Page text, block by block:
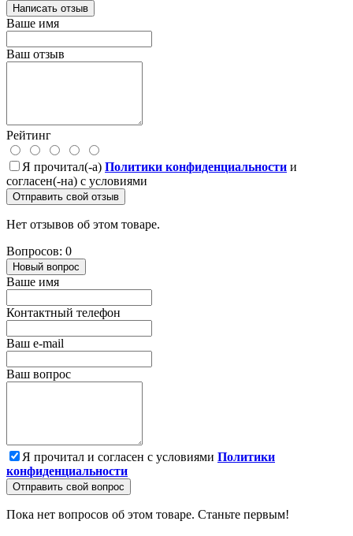
Написать отзыв
Ваше имя
Ваш отзыв
Рейтинг
Я прочитал(-а) Политики конфиденциальности и
согласен(-на) с условиями
Отправить свой отзыв
Нет отзывов об этом товаре.
Вопросов: 0
Новый вопрос
Ваше имя
Контактный телефон
Ваш e-mail
Ваш вопрос
Я прочитал и согласен с условиями Политики
конфиденциальности
Отправить свой вопрос
Пока нет вопросов об этом товаре. Станьте первым!